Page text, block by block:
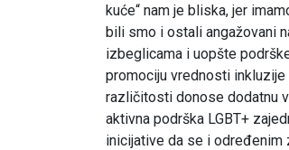
kuće“ nam je bliska, jer
bili smo i ostali angažovani
izbeglicama i uopšte
promociju vrednosti
različitosti donose dodatnu
aktivna podrška LGBT+
inicijative da se i određenim